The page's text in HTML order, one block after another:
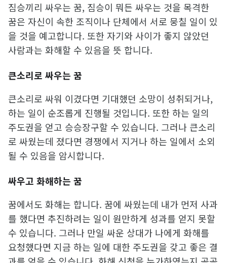
짐승끼리 싸우는 꿈, 짐승이 뭐든 싸우는 것을 목격한
꿈은 자신이 속한 조직이나 단체에서 서로 뭉칠 일이 있
을 것을 예고합니다. 또한 자기와 사이가 좋지 않았던
사람과는 화해할 수 있음을 뜻 합니다.
큰소리로 싸우는 꿈
큰소리로 싸워 이겼다면 기대했던 소망이 성취되거나,
하는 일이 순조롭게 진행될 것입니다. 또한 하는 일의
주도권을 얻고 승승장구할 수 있습니다. 그러나 큰소리
로 싸웠는데 졌다면 경쟁에서 지거나 하는 일에서 소외
될 수 있음을 암시합니다.
싸우고 화해하는 꿈
꿈에서도 화해는 합니다. 꿈에 싸웠는데 내가 먼저 사과
를 했다면 추진하려는 일이 원만하게 성과를 얻지 못할
수 있습니다. 그러나 만일 싸운 상대가 나에게 화해를
요청했다면 지금 하는 일에 대한 주도권을 갖고 좋은 결